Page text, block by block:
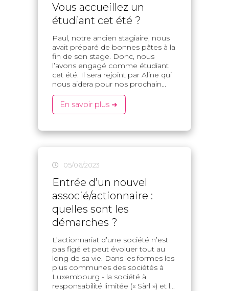
Vous accueillez un
étudiant cet été ?
Paul, notre ancien stagiaire, nous
avait préparé de bonnes pâtes à la
fin de son stage. Donc, nous
l’avons engagé comme étudiant
cet été. Il sera rejoint par Aline qui
nous aidera pour nos prochain...
En savoir plus ➜
05/06/2023
Entrée d’un nouvel
associé/actionnaire :
quelles sont les
démarches ?
L’actionnariat d’une société n’est
pas figé et peut évoluer tout au
long de sa vie. Dans les formes les
plus communes des sociétés à
Luxembourg - la société à
responsabilité limitée (« Sàrl ») et l...